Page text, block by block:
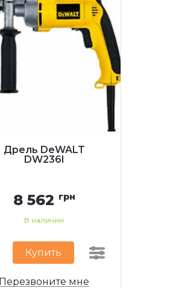
Дрель DeWALT
DW236I
8 562 грн
В наличии
Купить
Перезвоните мне